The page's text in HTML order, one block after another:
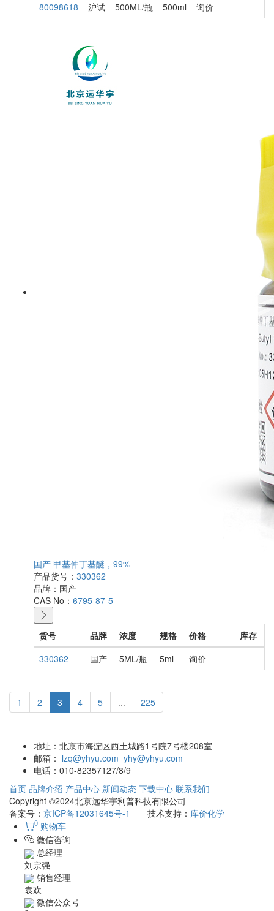
80098618
沪试 500ML/瓶 500ml 询价
国产 甲基仲丁基醚，99%
产品货号： 330362
品牌： 国产
CAS No： 6795-87-5
货号 品牌 浓度 规格 价格
库存
330362
国产 5ML/瓶 5ml 询价
1 2 3 4 5 ... 225
地址： 北京市海淀区西土城路1号院7号楼208室
邮箱： lzq@yhyu.com yhy@yhyu.com
电话： 010-82357127/8/9
首页 品牌介绍 产品中心 新闻动态 下载中心 联系我们
Copyright ©2024北京远华宇利普科技有限公司
备案号： 京ICP备12031645号-1 技术支持： 库价化学
0 购物车
微信咨询
总经理
刘宗强
销售经理
袁欢
微信公众号